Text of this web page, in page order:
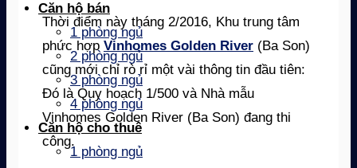
Căn hộ bán
1 phòng ngủ
2 phòng ngủ
3 phòng ngủ
4 phòng ngủ
Căn hộ cho thuê
1 phòng ngủ
Thời điểm này tháng 2/2016, Khu trung tâm
phức hợp Vinhomes Golden River (Ba Son)
cũng mới chỉ rò rỉ một vài thông tin đầu tiên:
Đó là Quy hoạch 1/500 và Nhà mẫu
Vinhomes Golden River (Ba Son) đang thi
công.